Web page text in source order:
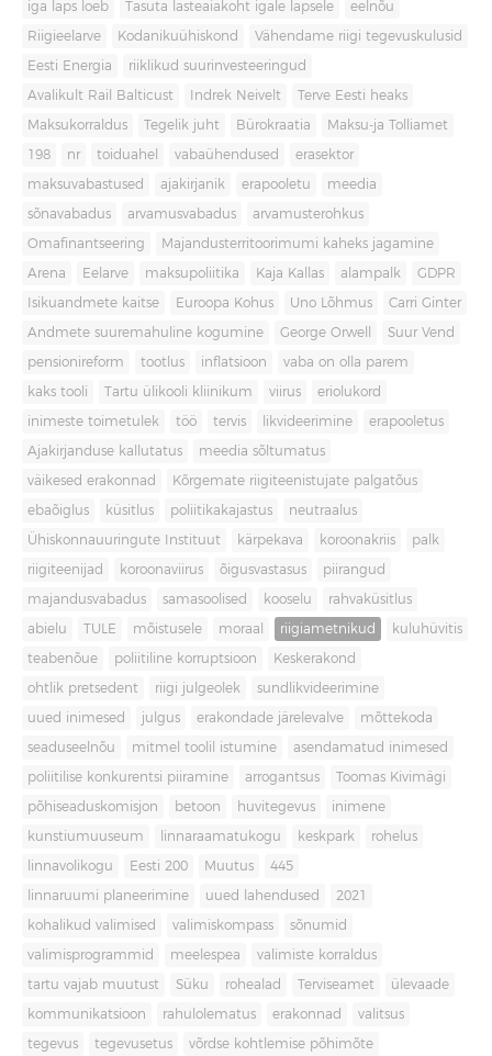
iga laps loeb Tasuta lasteaiakoht igale lapsele eelnõu
Riigieelarve Kodanikuühiskond Vähendame riigi tegevuskulusid
Eesti Energia riiklikud suurinvesteeringud
Avalikult Rail Balticust Indrek Neivelt Terve Eesti heaks
Maksukorraldus Tegelik juht Bürokraatia Maksu-ja Tolliamet
198 nr toiduahel vabaühendused erasektor
maksuvabastused ajakirjanik erapooletu meedia
sõnavabadus arvamusvabadus arvamusterohkus
Omafinantseering Majandusterritoorimumi kaheks jagamine
Arena Eelarve maksupoliitika Kaja Kallas alampalk GDPR
Isikuandmete kaitse Euroopa Kohus Uno Lõhmus Carri Ginter
Andmete suuremahuline kogumine George Orwell Suur Vend
pensionireform tootlus inflatsioon vaba on olla parem
kaks tooli Tartu ülikooli kliinikum viirus eriolukord
inimeste toimetulek töö tervis likvideerimine erapooletus
Ajakirjanduse kallutatus meedia sõltumatus
väikesed erakonnad Kõrgemate riigiteenistujate palgatõus
ebaõiglus küsitlus poliitikakajastus neutraalus
Ühiskonnauuringute Instituut kärpekava koroonakriis palk
riigiteenijad koroonaviirus õigusvastasus piirangud
majandusvabadus samasoolised kooselu rahvaküsitlus
abielu TULE mõistusele moraal riigiametnikud kuluhüvitis
teabenõue poliitiline korruptsioon Keskerakond
ohtlik pretsedent riigi julgeolek sundlikvideerimine
uued inimesed julgus erakondade järelevalve mõttekoda
seaduseelnõu mitmel toolil istumine asendamatud inimesed
poliitilise konkurentsi piiramine arrogantsus Toomas Kivimägi
põhiseaduskomisjon betoon huvitegevus inimene
kunstiumuuseum linnaraamatukogu keskpark rohelus
linnavolikogu Eesti 200 Muutus 445
linnaruumi planeerimine uued lahendused 2021
kohalikud valimised valimiskompass sõnumid
valimisprogrammid meelespea valimiste korraldus
tartu vajab muutust Süku rohealad Terviseamet ülevaade
kommunikatsioon rahulolematus erakonnad valitsus
tegevus tegevusetus võrdse kohtlemise põhimõte